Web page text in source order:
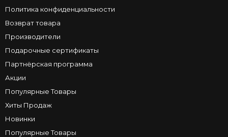
Политика конфиденциальности
Возврат товара
Производители
Подарочные сертификаты
Партнёрская программа
Акции
Популярные Товары
Хиты Продаж
Новинки
Популярные Товары